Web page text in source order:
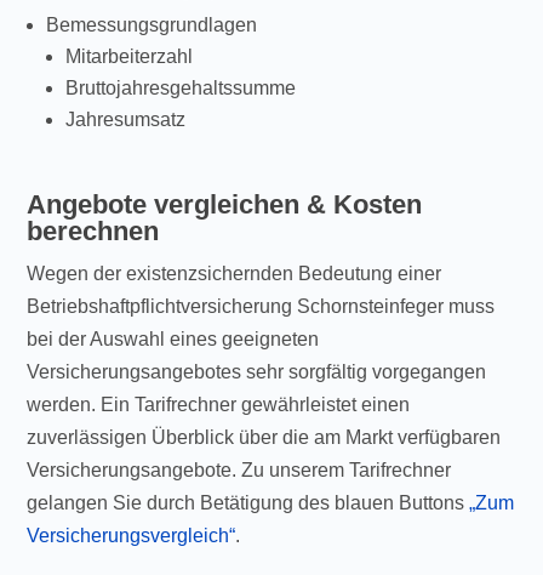
Bemessungsgrundlagen
Mitarbeiterzahl
Bruttojahresgehaltssumme
Jahresumsatz
Angebote vergleichen & Kosten
berechnen
Wegen der existenzsichernden Bedeutung einer
Betriebshaftpflichtversicherung Schornsteinfeger muss
bei der Auswahl eines geeigneten
Versicherungsangebotes sehr sorgfältig vorgegangen
werden. Ein Tarifrechner gewährleistet einen
zuverlässigen Überblick über die am Markt verfügbaren
Versicherungsangebote. Zu unserem Tarifrechner
gelangen Sie durch Betätigung des blauen Buttons„Zum
Versicherungsvergleich“.